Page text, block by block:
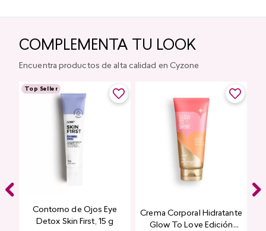
COMPLEMENTA TU LOOK
Encuentra productos de alta calidad en Cyzone
Top Seller
Contorno de Ojos Eye
Detox Skin First, 15 g
Crema Corporal Hidratante
Glow To Love Edición